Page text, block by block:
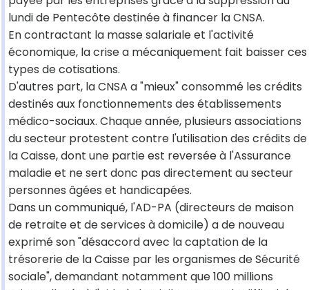
lundi de Pentecôte destinée à financer la CNSA.
En contractant la masse salariale et l'activité
économique, la crise a mécaniquement fait baisser ces
types de cotisations.
D'autres part, la CNSA a "mieux" consommé les crédits
destinés aux fonctionnements des établissements
médico-sociaux. Chaque année, plusieurs associations
du secteur protestent contre l'utilisation des crédits de
la Caisse, dont une partie est reversée à l'Assurance
maladie et ne sert donc pas directement au secteur
personnes âgées et handicapées.
Dans un communiqué, l'AD-PA (directeurs de maison
de retraite et de services à domicile) a de nouveau
exprimé son "désaccord avec la captation de la
trésorerie de la Caisse par les organismes de Sécurité
sociale", demandant notamment que 100 millions